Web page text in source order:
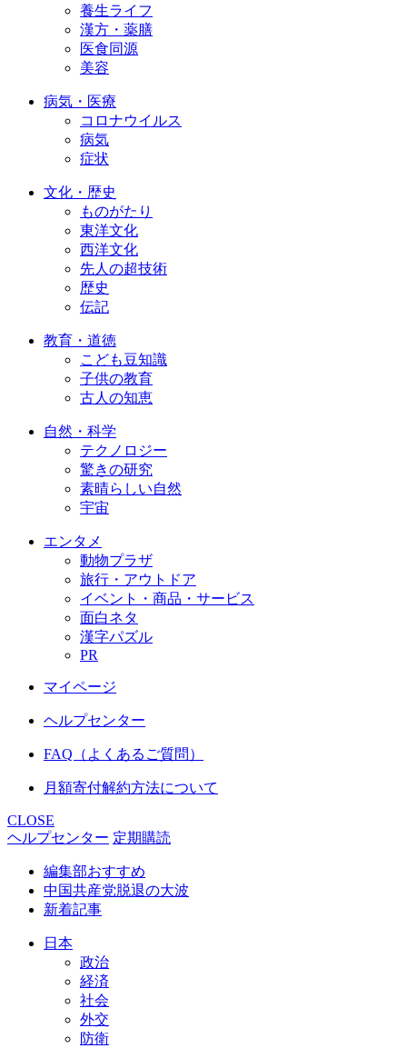
養生ライフ
漢方・薬膳
医食同源
美容
病気・医療
コロナウイルス
病気
症状
文化・歴史
ものがたり
東洋文化
西洋文化
先人の超技術
歴史
伝記
教育・道徳
こども豆知識
子供の教育
古人の知恵
自然・科学
テクノロジー
驚きの研究
素晴らしい自然
宇宙
エンタメ
動物プラザ
旅行・アウトドア
イベント・商品・サービス
面白ネタ
漢字パズル
PR
マイページ
ヘルプセンター
FAQ（よくあるご質問）
月額寄付解約方法について
CLOSE
ヘルプセンター 定期購読
編集部おすすめ
中国共産党脱退の大波
新着記事
日本
政治
経済
社会
外交
防衛